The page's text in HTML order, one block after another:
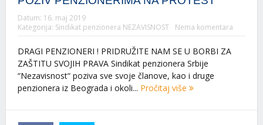
Datum: 16. maj 2019
Kategorija: Sindikat penzionera NEZAVISNOST Nema komentara
DRAGI PENZIONERI ! PRIDRUŽITE NAM SE U BORBI ZA
ZAŠTITU SVOJIH PRAVA Sindikat penzionera Srbije
“Nezavisnost“ poziva sve svoje članove, kao i druge
penzionera iz Beograda i okoli... Pročitaj više